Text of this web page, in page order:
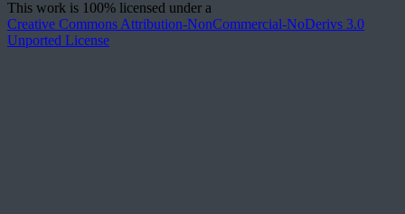
This work is 100% licensed under a
Creative Commons Attribution-NonCommercial-NoDerivs 3.0
Unported License